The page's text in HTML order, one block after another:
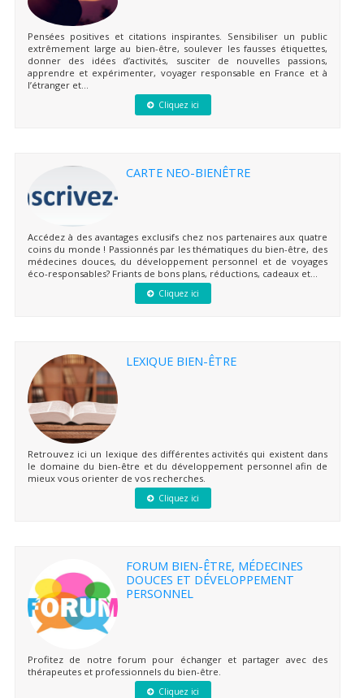
Pensées positives et citations inspirantes. Sensibiliser un public
extrêmement large au bien-être, soulever les fausses étiquettes,
donner des idées d’activités, susciter de nouvelles passions,
apprendre et expérimenter, voyager responsable en France et à
l’étranger et...
Cliquez ici
CARTE NEO-BIENÊTRE
Accédez à des avantages exclusifs chez nos partenaires aux quatre
coins du monde ! Passionnés par les thématiques du bien-être, des
médecines douces, du développement personnel et de voyages
éco-responsables? Friants de bons plans, réductions, cadeaux et...
Cliquez ici
LEXIQUE BIEN-ÊTRE
Retrouvez ici un lexique des différentes activités qui existent dans
le domaine du bien-être et du développement personnel afin de
mieux vous orienter de vos recherches.
Cliquez ici
FORUM BIEN-ÊTRE, MÉDECINES
DOUCES ET DÉVELOPPEMENT
PERSONNEL
Profitez de notre forum pour échanger et partager avec des
thérapeutes et professionnels du bien-être.
Cliquez ici